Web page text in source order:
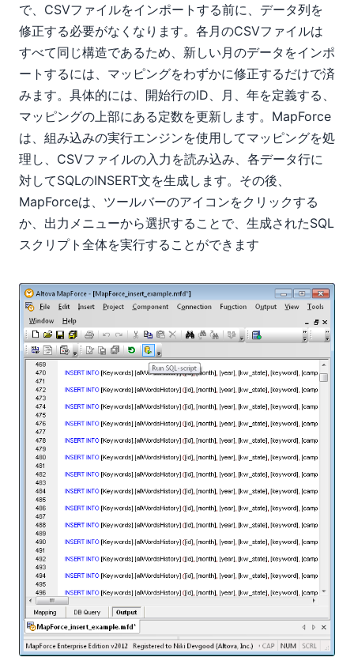
で、CSVファイルをインポートする前に、データ列を
修正する必要がなくなります。各月のCSVファイルは
すべて同じ構造であるため、新しい月のデータをインポ
ートするには、マッピングをわずかに修正するだけで済
みます。具体的には、開始行のID、月、年を定義する、
マッピングの上部にある定数を更新します。MapForce
は、組み込みの実行エンジンを使用してマッピングを処
理し、CSVファイルの入力を読み込み、各データ行に
対してSQLのINSERT文を生成します。その後、
MapForceは、ツールバーのアイコンをクリックする
か、出力メニューから選択することで、生成されたSQL
スクリプト全体を実行することができます